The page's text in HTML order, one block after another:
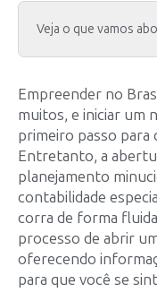
Veja o que vamos
Empreender no
muitos, e iniciar um
primeiro passo para
Entretanto, a
planejamento
contabilidade
corra de forma
processo de abrir
oferecendo
para que você se